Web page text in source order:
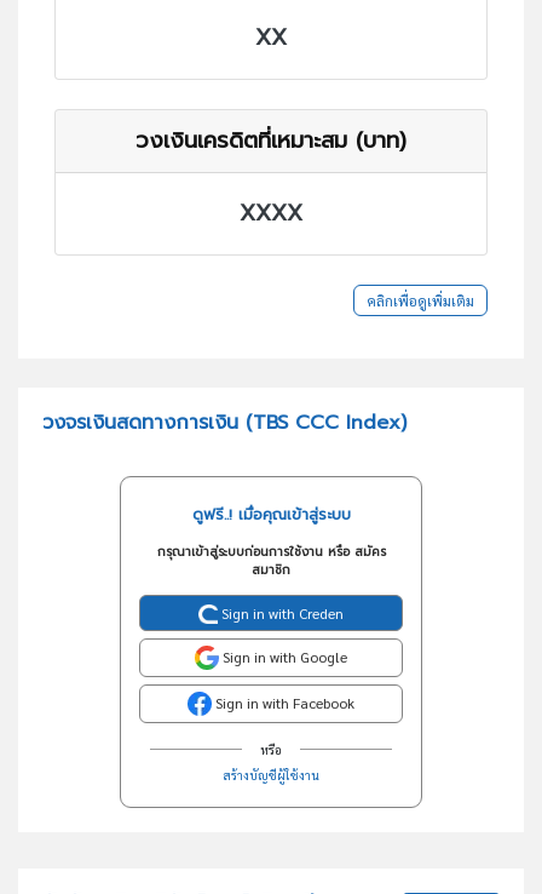
XX
วงเงินเครดิตที่เหมาะสม (บาท)
XXXX
คลิกเพื่อดูเพิ่มเติม
วงจรเงินสดทางการเงิน (TBS CCC Index)
ดูฟรี..! เมื่อคุณเข้าสู่ระบบ
กรุณาเข้าสู่ระบบก่อนการใช้งาน หรือ สมัคร
สมาชิก
Sign in with Creden
Sign in with Google
Sign in with Facebook
หรือ
สร้างบัญชีผู้ใช้งาน